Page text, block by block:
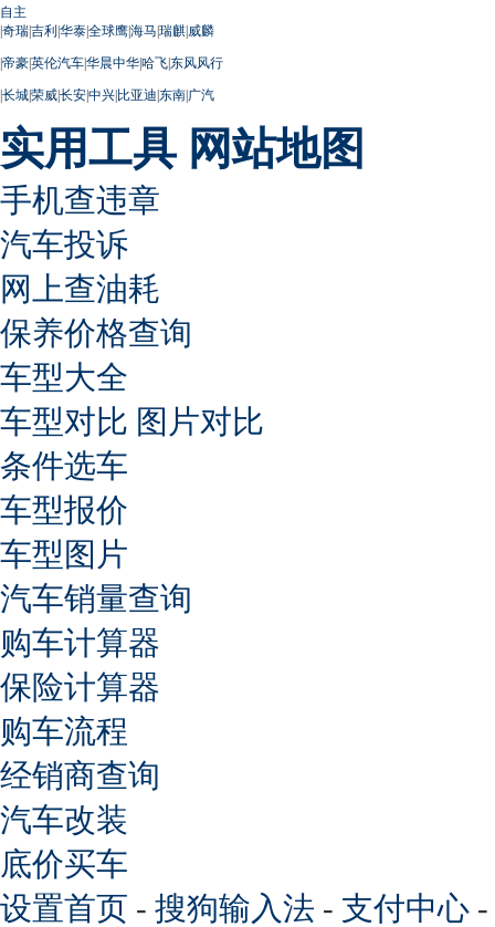
自主
|奇瑞|吉利|华泰|全球鹰|海马|瑞麒|威麟
|帝豪|英伦汽车|华晨中华|哈飞|东风风行
|长城|荣威|长安|中兴|比亚迪|东南|广汽
实用工具 网站地图
手机查违章
汽车投诉
网上查油耗
保养价格查询
车型大全
车型对比 图片对比
条件选车
车型报价
车型图片
汽车销量查询
购车计算器
保险计算器
购车流程
经销商查询
汽车改装
底价买车
设置首页 - 搜狗输入法 - 支付中心 -